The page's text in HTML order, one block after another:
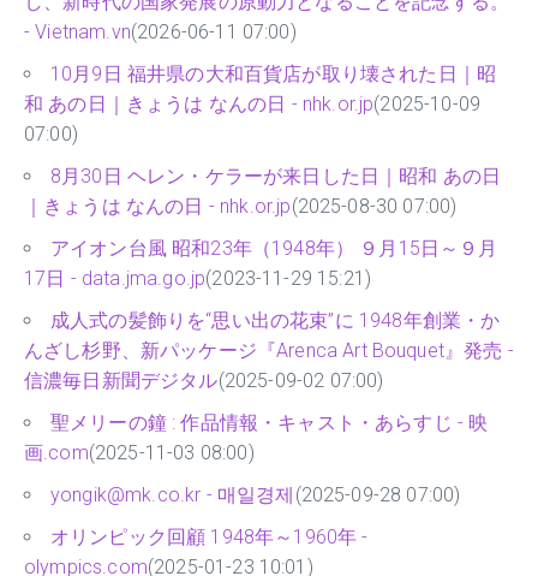
- Vietnam.vn(2026-06-11 07:00)
10月9日 福井県の大和百貨店が取り壊された日｜昭
和 あの日｜きょうは なんの日 - nhk.or.jp(2025-10-09
07:00)
8月30日 ヘレン・ケラーが来日した日｜昭和 あの日
｜きょうは なんの日 - nhk.or.jp(2025-08-30 07:00)
アイオン台風 昭和23年（1948年） ９月15日～９月
17日 - data.jma.go.jp(2023-11-29 15:21)
成人式の髪飾りを“思い出の花束”に 1948年創業・か
んざし杉野、新パッケージ『Arenca Art Bouquet』発売 -
信濃毎日新聞デジタル(2025-09-02 07:00)
聖メリーの鐘 : 作品情報・キャスト・あらすじ - 映
画.com(2025-11-03 08:00)
yongik@mk.co.kr - 매일경제 (2025-09-28 07:00)
オリンピック回顧 1948年～1960年 -
olympics.com(2025-01-23 10:01)